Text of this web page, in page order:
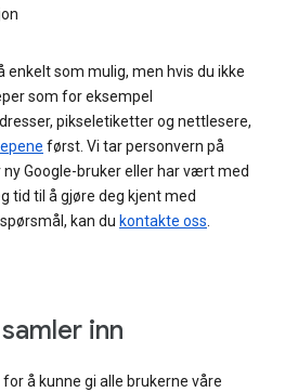
enkelt som mulig, men hvis du ikke
som for eksempel
pikseletiketter og nettlesere,
først. Vi tar personvern på
Google-bruker eller har vært med
tid til å gjøre deg kjent med
kan du kontakte oss.
inn
å kunne gi alle brukerne våre